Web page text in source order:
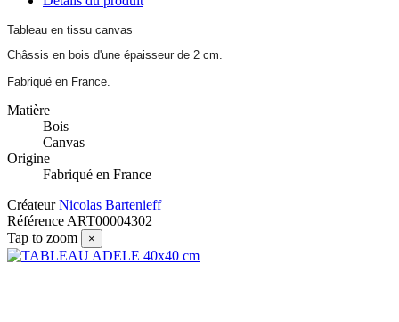
Tableau en tissu canvas
Châssis en bois d'une épaisseur de 2 cm.
Fabriqué en France.
Matière
Bois
Canvas
Origine
Fabriqué en France
Créateur Nicolas Bartenieff
RéférenceART00004302
Tap to zoom
×